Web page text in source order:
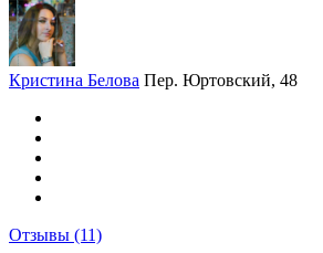
Кристина Белова Пер. Юртовский, 48
Отзывы (11)